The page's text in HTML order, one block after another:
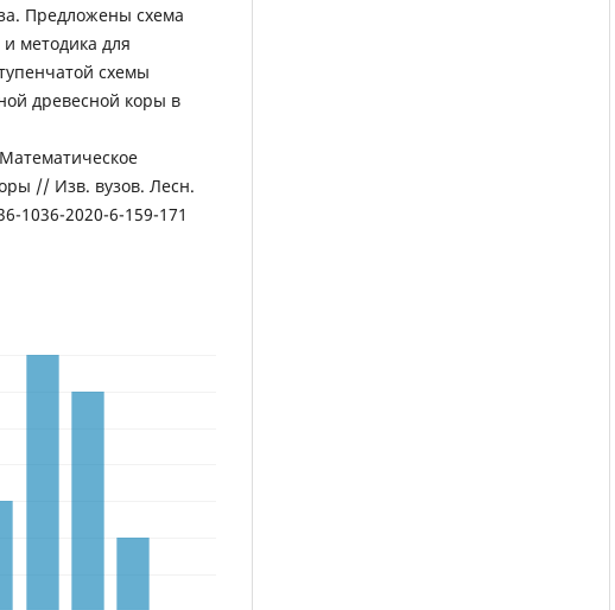
Предложены схема
методика для
схемы
древесной коры в
// Изв. вузов. Лесн.
1036-2020-6-159-171